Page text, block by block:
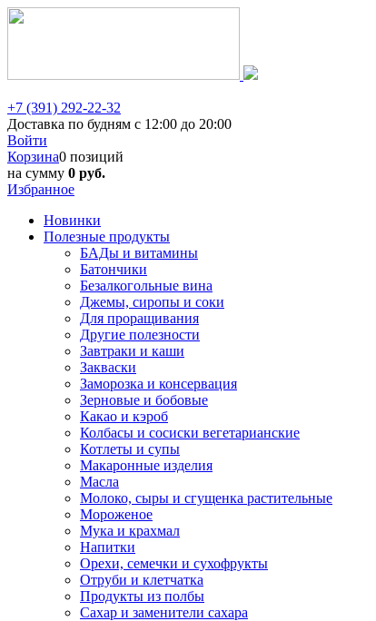
+7 (391) 292-22-32
Доставка по будням с 12:00 до 20:00
Войти
Корзина0 позиций
на сумму 0 руб.
Избранное
Новинки
Полезные продукты
БАДы и витамины
Батончики
Безалкогольные вина
Джемы, сиропы и соки
Для проращивания
Другие полезности
Завтраки и каши
Закваски
Заморозка и консервация
Зерновые и бобовые
Какао и кэроб
Колбасы и сосиски вегетарианские
Котлеты и супы
Макаронные изделия
Масла
Молоко, сыры и сгущенка растительные
Мороженое
Мука и крахмал
Напитки
Орехи, семечки и сухофрукты
Отруби и клетчатка
Продукты из полбы
Сахар и заменители сахара